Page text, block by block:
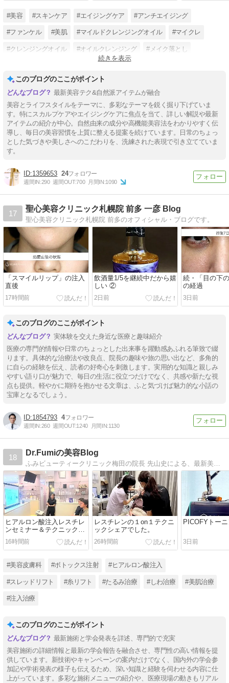
#美容 #スキンケア #エイジングケア #アンチエイジング
#ファンケル #美肌 #マイルドクレンジングオイル #マイクレ
#クレンジングオイル #オイルクレンジング #メイク落とし
続きを表示
このブログのここがポイント
最新美容テク&自然派アイテムが融合
美容とライフスタイルをテーマに、多彩なテーマを鋭く掘り下げていま
す。特にスカルプケアやエイジングケアに焦点を当て、詳しい解説や最新
アイテムの紹介が中心。自然由来の成分や高機能美容法をわかりやすく伝
導し、毎日の美容習慣を上質に整える提案を続けています。日常のちょっ
とした気づきや美しさへのこだわりを、洗練された表現で引き立てていま
す。
1359653 24
週間IN:290 週間OUT:700 月間IN:1090
17
聖心美容クリニック札幌院 前多 一彦 Blog
聖心美容クリニック札幌院 前多のオフィシャル・ブログです。
「スマイルリップ」の注入
直後
17時間前
飲酒量1/5を継続中だから嬉
しい ②
2日前
続・「目の下
の経過
3日前
このブログのここがポイント
実体験を交えた身近な医療と趣味紹介
医療の専門的情報や日常のちょっとした出来事を躍動感あふれる筆致で綴
ります。具体的な治療法や改良点、院長の趣味や旅の思い出など、多角的
に自らの経験を伝え、読者の好奇心を刺激します。実用的な知識と親しみ
やすい語り口が魅力で、毎日の生活に役立つだけでなく、共感や新たな視
点も提供。軽やかに期待を抱かせる文章は、ふと気づけば魅力的な小話の
宝庫となるでしょう。
1854793 4
週間IN:260 週間OUT:1240 月間IN:1130
18
Dr.Fumiの美容Blog
ヒアルロン酸注入レスチレ
ンセミナー＆テクニックシ
ェアでした。
16時間前
レスチレンの１on１テクニ
ックシェアでした。
26時間前
PICOFYトー
3日前
#美容皮膚科 #ボトックス注射 #ヒアルロン酸注入
#スレッドリフト #糸リフト #たるみ治療 #しわ治療 #美肌治療
#注入治療
このブログのここがポイント
最新施術と学会発表を詳述、専門的で充実
美容施術の詳細情報と最新の学会報告を融合させ、専門性の高い情報を提
供しています。新技術やキャンペーンの案内だけでなく、国内外の学会参
加記や学術発表の様子も伝えるため、深い知識と経験を伺わせる内容に仕
上がっています。多彩な施術メニューの紹介や、医療現場の動きもリアル